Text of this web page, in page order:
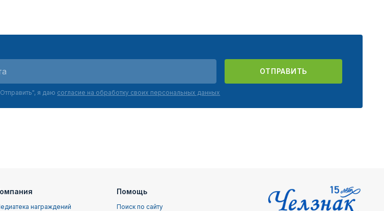
ОТПРАВИТЬ
я даю согласие на обработку своих персональных данных
награждений
Помощь
Поиск по сайту